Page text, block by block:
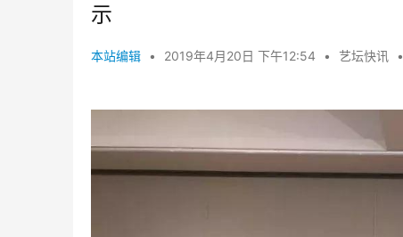
示
本站编辑 • 2019年4月20日 下午12:54 • 艺坛快讯 •